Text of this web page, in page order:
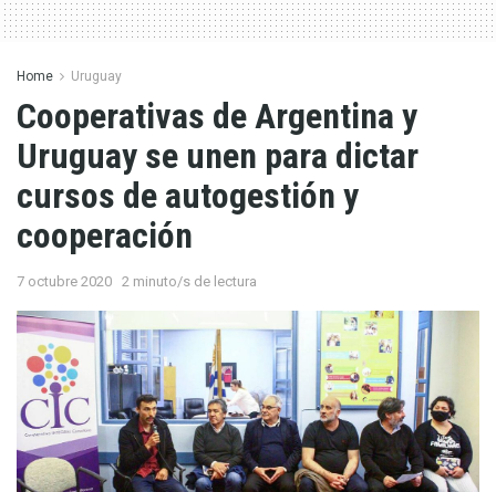
Home Uruguay
Cooperativas de Argentina y
Uruguay se unen para dictar
cursos de autogestión y
cooperación
7 octubre 2020 2 minuto/s de lectura